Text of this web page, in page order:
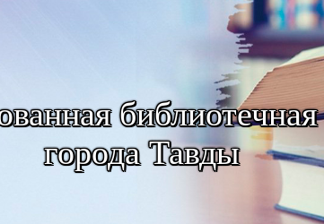
города Тавды